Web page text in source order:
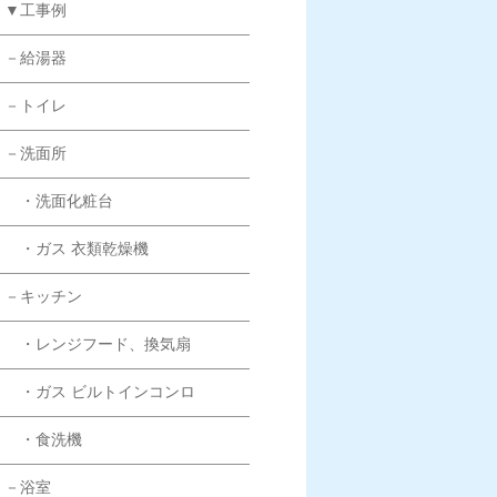
▼工事例
－給湯器
－トイレ
－洗面所
・洗面化粧台
・ガス 衣類乾燥機
－キッチン
・レンジフード、換気扇
・ガス ビルトインコンロ
・食洗機
－浴室